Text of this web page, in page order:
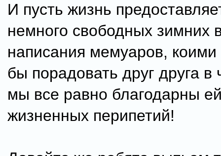
И пусть жизнь
немного свободных зимних
написания мемуаров,
бы порадовать друг друга в
мы все равно благодарны
жизненных перипетий!